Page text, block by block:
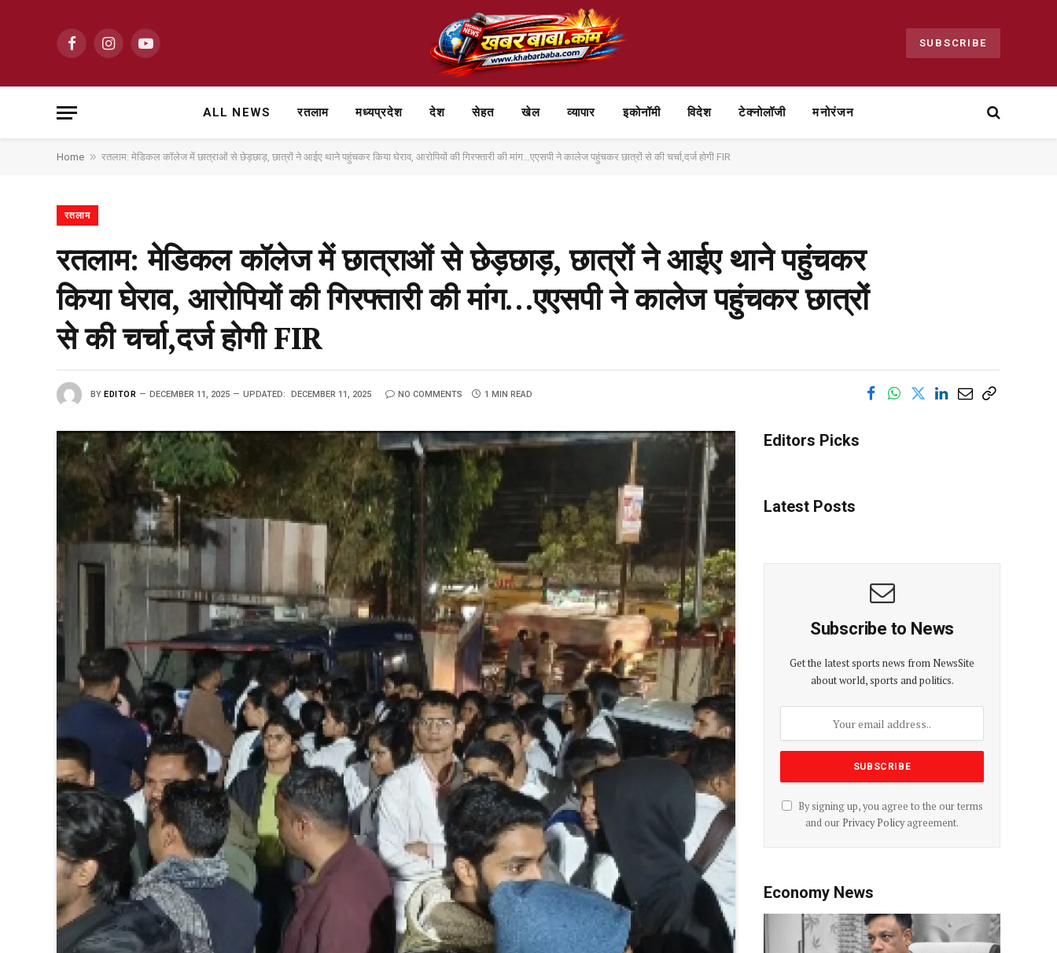
FacebookInstagramYouTube SUBSCRIBE
ALL NEWS रतलाम मध्यप्रदेश देश सेहत खेल व्यापार ⁠इकोनॉमी विदेश टेक्नोलॉजी मनोरंजन
Home » रतलाम: मेडिकल कॉलेज में छात्राओं से छेड़छाड़, छात्रों ने आईए थाने पहुंचकर किया घेराव, आरोपियों की गिरफ्तारी की मांग…एएसपी ने कालेज पहुंचकर छात्रों से की चर्चा,दर्ज होगी FIR
रतलाम
रतलाम: मेडिकल कॉलेज में छात्राओं से छेड़छाड़, छात्रों ने आईए थाने पहुंचकर
किया घेराव, आरोपियों की गिरफ्तारी की मांग…एएसपी ने कालेज पहुंचकर छात्रों
से की चर्चा,दर्ज होगी FIR
BY EDITOR DECEMBER 11, 2025 UPDATED: DECEMBER 11, 2025 NO COMMENTS 1 MIN READ
Editors Picks
Latest Posts
Subscribe to News
Get the latest sports news from NewsSite
about world, sports and politics.
By signing up, you agree to the our terms
and our Privacy Policyagreement.
Economy News